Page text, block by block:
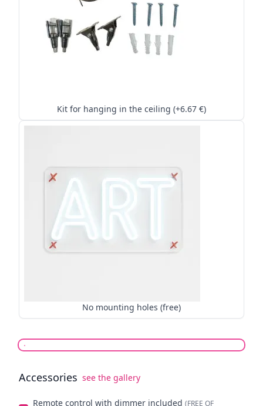
Kit for hanging in the ceiling (+6.67 €)
No mounting holes (free)
Accessories see the gallery
Remote control with dimmer included (FREE OF